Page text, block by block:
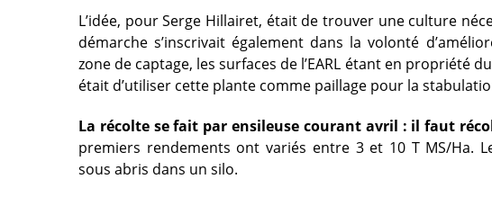
L’idée, pour Serge Hillairet, était de trouver une culture
démarche s’inscrivait également dans la volonté
zone de captage, les surfaces de l’EARL étant en propriété
était d’utiliser cette plante comme paillage pour la
La récolte se fait par ensileuse courant avril : il faut
premiers rendements ont variés entre 3 et 10 T MS/Ha.
sous abris dans un silo.